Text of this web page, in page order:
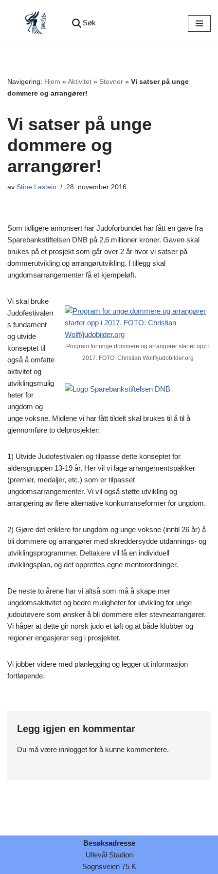
Søk
Navigering: Hjem »Aktivitet » Stevner » Vi satser på unge
dommere og arrangører!
Vi satser på unge
dommere og
arrangører!
av Stine Lastein 28. november 2016
Som tidligere annonsert har Judoforbundet har fått en gave fra
Sparebankstiftelsen DNB på 2,6 millioner kroner. Gaven skal
brukes på et prosjekt som går over 2 år hvor vi satser på
dommerutvikling og arrangørutvikling. I tillegg skal
ungdomsarrangementer få et kjempeløft.
Program for unge dommere og arrangører starter opp i
2017. FOTO: Christian Wolff/judobilder.org
Vi skal bruke
Judofestivalen
s fundament
og utvide
konseptet til
også å omfatte
aktivitet og
utviklingsmulig
heter for
ungdom og
unge voksne. Midlene vi har fått tildelt skal brukes til å til å
gjennomføre to delprosjekter:
1) Utvide Judofestivalen og tilpasse dette konseptet for
aldersgruppen 13-19 år. Her vil vi lage arrangementspakker
(premier, medaljer, etc.) som er tilpasset
ungdomsarrangementer. Vi vil også støtte utvikling og
arrangering av flere alternative konkurranseformer for ungdom.
2) Gjøre det enklere for ungdom og unge voksne (inntil 26 år) å
bli dommere og arrangører med skreddersydde utdannings- og
utviklingsprogrammer. Deltakere vil få en individuell
utviklingsplan, og det opprettes egne mentorordninger.
De neste to årene har vi altså som må å skape mer
ungdomsaktivitet og bedre muligheter for utvikling for unge
judoutøvere som ønsker å bli dommere eller stevnearrangører.
Vi håper at dette gir norsk judo et løft og at både klubber og
regioner engasjerer seg i prosjektet.
Vi jobber videre med planlegging og legger ut informasjon
fortløpende.
Legg igjen en kommentar
Du må være innlogget for å kunne kommentere.
Besøksadresse
Ullevål Stadion
Sognsveien 75 K